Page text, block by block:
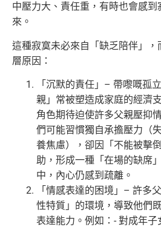
中壓力大、責任重，有時也會感
來。
這種寂寞未必來自「缺乏陪伴」
層原因：
「沉默的責任」– 帶嚟嘅孤
親」常被塑造成家庭的經濟
角色期待迫使許多父親壓抑
們可能習慣獨自承擔壓力（
養焦慮），卻因「不能被擊
助，形成一種「在場的缺席
中，內心仍感到疏離。
「情感表達的困境」– 許多
性特質」的環境，導致他們
表達能力。例如：- 對成年